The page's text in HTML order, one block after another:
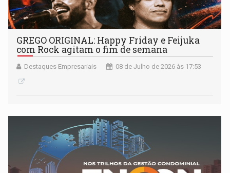
GREGO ORIGINAL: Happy Friday e Feijuka
com Rock agitam o fim de semana
Destaques Empresariais 08 de Julho de 2026 às 17:53